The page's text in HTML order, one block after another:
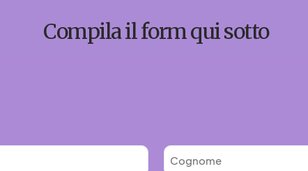
Compila il form qui sotto
C